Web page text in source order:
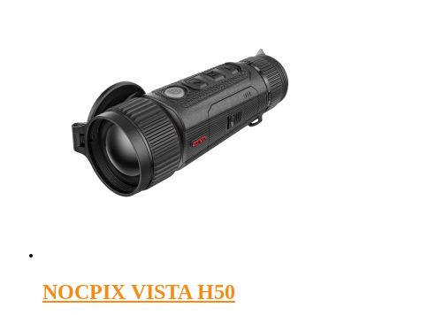
NOCPIX VISTA H50